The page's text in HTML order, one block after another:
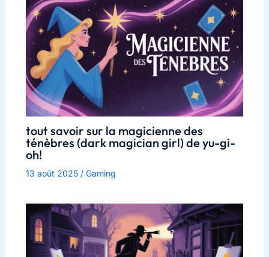
tout savoir sur la magicienne des
ténèbres (dark magician girl) de yu-gi-
oh!
13 août 2025 / Gaming